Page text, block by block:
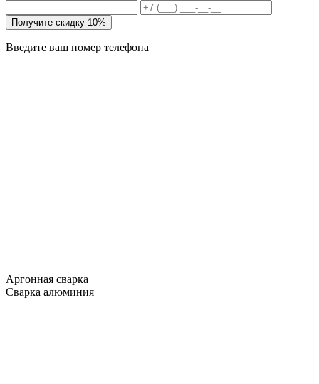
Получите скидку 10%
Введите ваш номер телефона
Аргонная сварка
Сварка алюминия